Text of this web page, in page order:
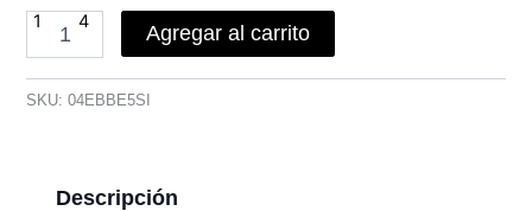
Agregar al carrito
SKU:04EBBE5SI
Descripción